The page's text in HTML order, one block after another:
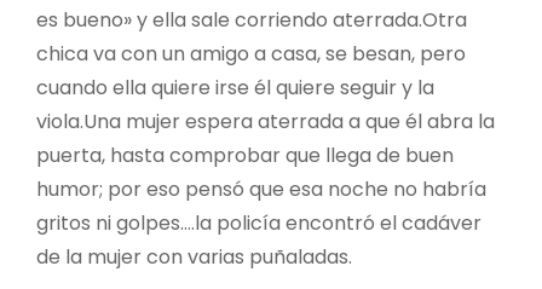
es bueno» y ella sale corriendo aterrada.Otra
chica va con un amigo a casa, se besan, pero
cuando ella quiere irse él quiere seguir y la
viola.Una mujer espera aterrada a que él abra la
puerta, hasta comprobar que llega de buen
humor; por eso pensó que esa noche no habría
gritos ni golpes….la policía encontró el cadáver
de la mujer con varias puñaladas.